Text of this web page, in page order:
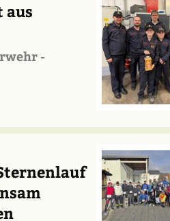
aus
-